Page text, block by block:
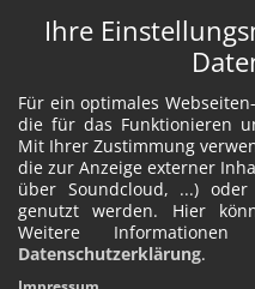
Ihre
Für ein optimales
die für das Funktionieren
Mit Ihrer Zustimmung
die zur Anzeige externer
über Soundcloud, ...) oder
genutzt werden. Hier
Weitere
Datenschutzerklärung.